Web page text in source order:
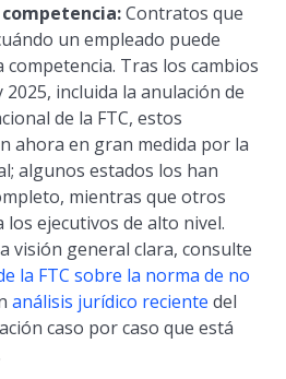
Contratos que
un empleado puede
Tras los cambios
2025, incluida la anulación de
de la FTC, estos
ahora en gran medida por la
algunos estados los han
mientras que otros
los ejecutivos de alto nivel.
visión general clara, consulte
la FTC sobre la norma de no
análisis jurídico reciente del
caso por caso que está